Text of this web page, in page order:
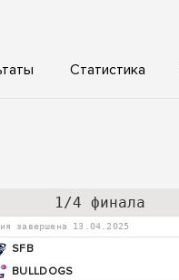
Статистика
1/4 финала
завершена 13.04.2025
SFB
BULLDOGS